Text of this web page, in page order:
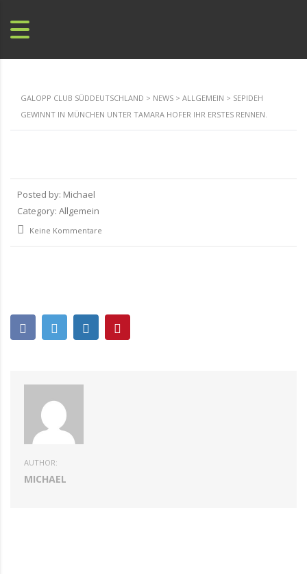
GALOPP CLUB SÜDDEUTSCHLAND > NEWS > ALLGEMEIN > SEPIDEH
GEWINNT IN MÜNCHEN UNTER TAMARA HOFER IHR ERSTES RENNEN.
Posted by: Michael
Category: Allgemein
Keine Kommentare
AUTHOR:
MICHAEL